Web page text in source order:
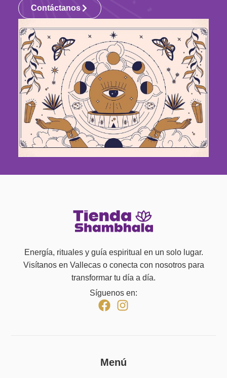
Contáctanos
Energía, rituales y guía espiritual en un solo lugar.
Visítanos en Vallecas o conecta con nosotros para
transformar tu día a día.
Síguenos en:
Menú